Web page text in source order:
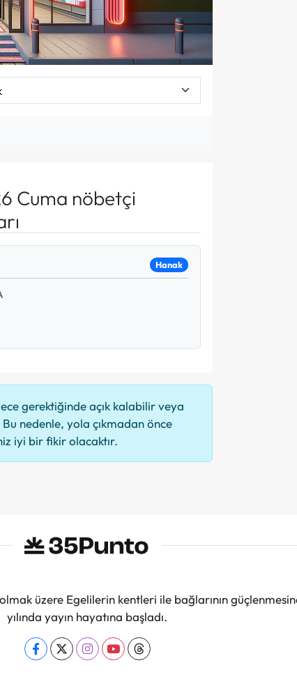
Cuma nöbetçi
Hanak
gerektiğinde açık kalabilir veya
nedenle, yola çıkmadan önce
iyi bir fikir olacaktır.
üzere Egelilerin kentleri ile bağlarının
yılında yayın hayatına başladı.